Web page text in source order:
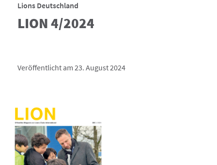
Lions Deutschland
LION 4/2024
Veröffentlicht am 23. August 2024